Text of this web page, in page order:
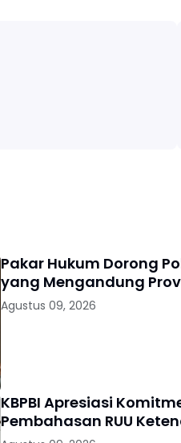
Pakar Hukum Dorong
yang Mengandung
Agustus 09, 2026
KBPBI Apresiasi
Pembahasan RUU